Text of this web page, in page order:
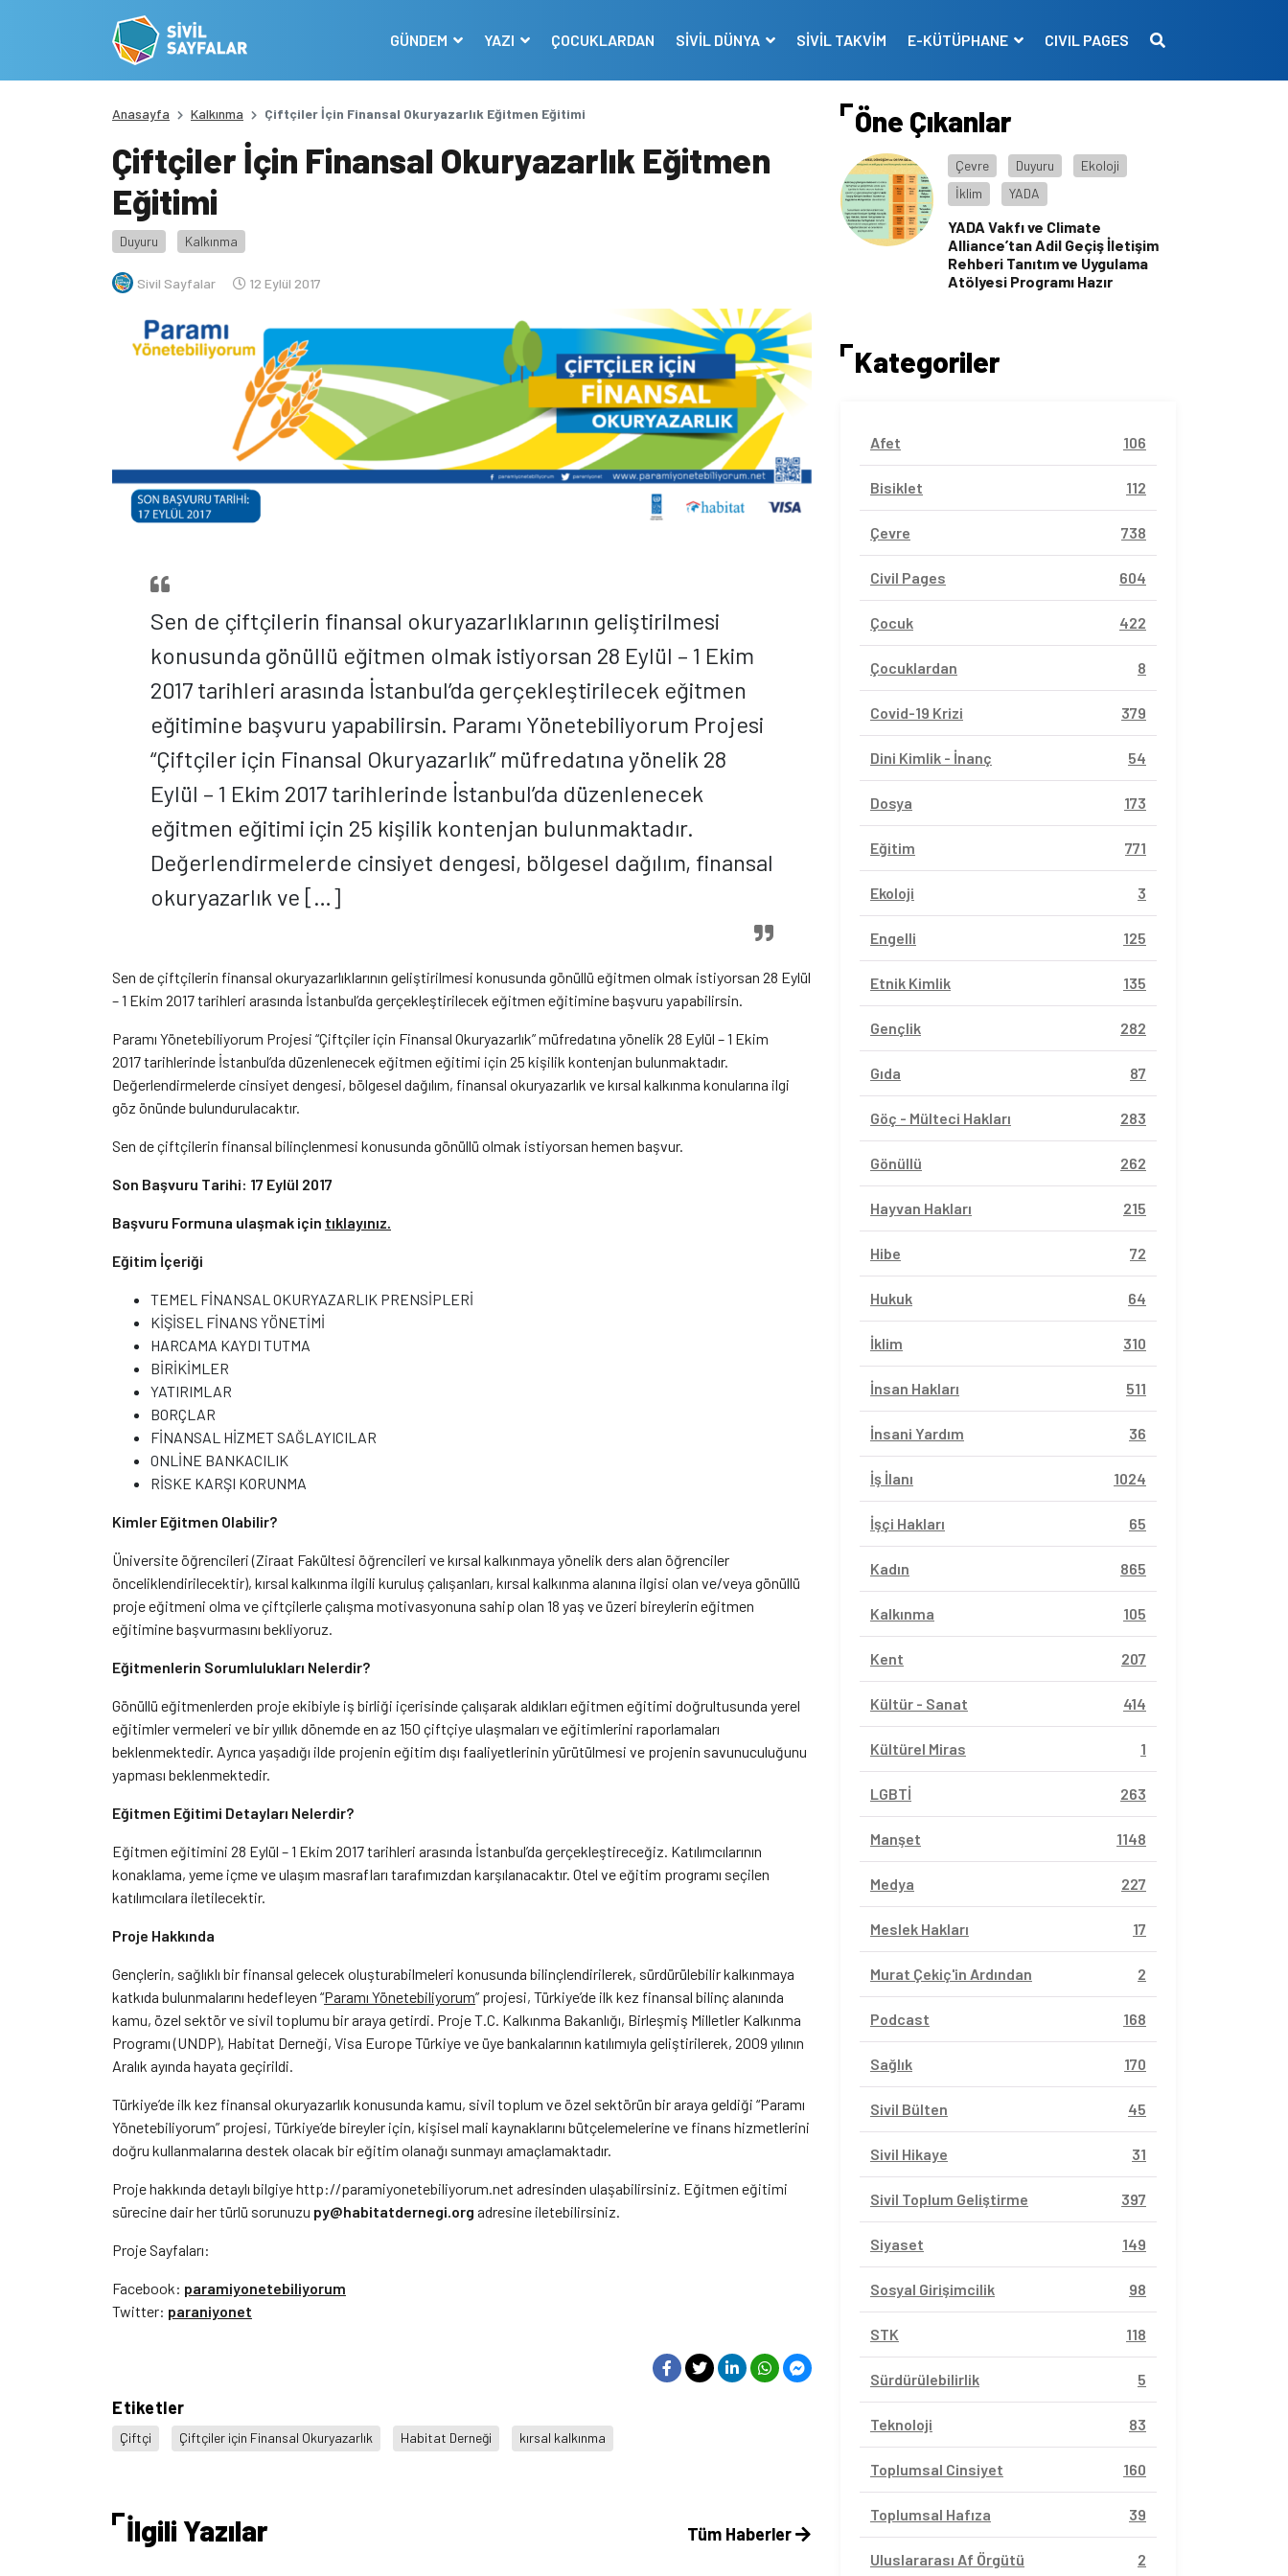
GÜNDEM YAZI ÇOCUKLARDAN SİVİL DÜNYA SİVİL TAKVİM E-KÜTÜPHANE CIVIL PAGES
Anasayfa Kalkınma Çiftçiler İçin Finansal Okuryazarlık Eğitmen Eğitimi
Çiftçiler İçin Finansal Okuryazarlık Eğitmen
Eğitimi
Duyuru Kalkınma
Sivil Sayfalar 12 Eylül 2017
Sen de çiftçilerin finansal okuryazarlıklarının geliştirilmesi
konusunda gönüllü eğitmen olmak istiyorsan 28 Eylül – 1 Ekim
2017 tarihleri arasında İstanbul’da gerçekleştirilecek eğitmen
eğitimine başvuru yapabilirsin. Paramı Yönetebiliyorum Projesi
“Çiftçiler için Finansal Okuryazarlık” müfredatına yönelik 28
Eylül – 1 Ekim 2017 tarihlerinde İstanbul’da düzenlenecek
eğitmen eğitimi için 25 kişilik kontenjan bulunmaktadır.
Değerlendirmelerde cinsiyet dengesi, bölgesel dağılım, finansal
okuryazarlık ve […]
Sen de çiftçilerin finansal okuryazarlıklarının geliştirilmesi konusunda gönüllü eğitmen olmak istiyorsan 28 Eylül
– 1 Ekim 2017 tarihleri arasında İstanbul’da gerçekleştirilecek eğitmen eğitimine başvuru yapabilirsin.
Paramı Yönetebiliyorum Projesi “Çiftçiler için Finansal Okuryazarlık” müfredatına yönelik 28 Eylül – 1 Ekim
2017 tarihlerinde İstanbul’da düzenlenecek eğitmen eğitimi için 25 kişilik kontenjan bulunmaktadır.
Değerlendirmelerde cinsiyet dengesi, bölgesel dağılım, finansal okuryazarlık ve kırsal kalkınma konularına ilgi
göz önünde bulundurulacaktır.
Sen de çiftçilerin finansal bilinçlenmesi konusunda gönüllü olmak istiyorsan hemen başvur.
Son Başvuru Tarihi: 17 Eylül 2017
Başvuru Formuna ulaşmak için tıklayınız.
Eğitim İçeriği
TEMEL FİNANSAL OKURYAZARLIK PRENSİPLERİ
KİŞİSEL FİNANS YÖNETİMİ
HARCAMA KAYDI TUTMA
BİRİKİMLER
YATIRIMLAR
BORÇLAR
FİNANSAL HİZMET SAĞLAYICILAR
ONLİNE BANKACILIK
RİSKE KARŞI KORUNMA
Kimler Eğitmen Olabilir?
Üniversite öğrencileri (Ziraat Fakültesi öğrencileri ve kırsal kalkınmaya yönelik ders alan öğrenciler
önceliklendirilecektir), kırsal kalkınma ilgili kuruluş çalışanları, kırsal kalkınma alanına ilgisi olan ve/veya gönüllü
proje eğitmeni olma ve çiftçilerle çalışma motivasyonuna sahip olan 18 yaş ve üzeri bireylerin eğitmen
eğitimine başvurmasını bekliyoruz.
Eğitmenlerin Sorumlulukları Nelerdir?
Gönüllü eğitmenlerden proje ekibiyle iş birliği içerisinde çalışarak aldıkları eğitmen eğitimi doğrultusunda yerel
eğitimler vermeleri ve bir yıllık dönemde en az 150 çiftçiye ulaşmaları ve eğitimlerini raporlamaları
beklenmektedir. Ayrıca yaşadığı ilde projenin eğitim dışı faaliyetlerinin yürütülmesi ve projenin savunuculuğunu
yapması beklenmektedir.
Eğitmen Eğitimi Detayları Nelerdir?
Eğitmen eğitimini 28 Eylül – 1 Ekim 2017 tarihleri arasında İstanbul’da gerçekleştireceğiz. Katılımcılarının
konaklama, yeme içme ve ulaşım masrafları tarafımızdan karşılanacaktır. Otel ve eğitim programı seçilen
katılımcılara iletilecektir.
Proje Hakkında
Gençlerin, sağlıklı bir finansal gelecek oluşturabilmeleri konusunda bilinçlendirilerek, sürdürülebilir kalkınmaya
katkıda bulunmalarını hedefleyen “Paramı Yönetebiliyorum” projesi, Türkiye’de ilk kez finansal bilinç alanında
kamu, özel sektör ve sivil toplumu bir araya getirdi. Proje T.C. Kalkınma Bakanlığı, Birleşmiş Milletler Kalkınma
Programı (UNDP), Habitat Derneği, Visa Europe Türkiye ve üye bankalarının katılımıyla geliştirilerek, 2009 yılının
Aralık ayında hayata geçirildi.
Türkiye’de ilk kez finansal okuryazarlık konusunda kamu, sivil toplum ve özel sektörün bir araya geldiği “Paramı
Yönetebiliyorum” projesi, Türkiye’de bireyler için, kişisel mali kaynaklarını bütçelemelerine ve finans hizmetlerini
doğru kullanmalarına destek olacak bir eğitim olanağı sunmayı amaçlamaktadır.
Proje hakkında detaylı bilgiye http://paramiyonetebiliyorum.net adresinden ulaşabilirsiniz. Eğitmen eğitimi
sürecine dair her türlü sorunuzu py@habitatdernegi.org adresine iletebilirsiniz.
Proje Sayfaları:
Facebook: paramiyonetebiliyorum
Twitter: paraniyonet
Etiketler
Çiftçi Çiftçiler için Finansal Okuryazarlık Habitat Derneği kırsal kalkınma
İlgili Yazılar Tüm Haberler
Öne Çıkanlar
Çevre Duyuru
Ekoloji
İklim
YADA
YADA Vakfı ve Climate
Alliance’tan Adil Geçiş İletişim
Rehberi Tanıtım ve Uygulama
Atölyesi Programı Hazır
Kategoriler
Afet 106
Bisiklet 112
Çevre 738
Civil Pages 604
Çocuk 422
Çocuklardan 8
Covid-19 Krizi 379
Dini Kimlik - İnanç 54
Dosya 173
Eğitim 771
Ekoloji 3
Engelli 125
Etnik Kimlik 135
Gençlik 282
Gıda 87
Göç - Mülteci Hakları 283
Gönüllü 262
Hayvan Hakları 215
Hibe 72
Hukuk 64
İklim 310
İnsan Hakları 511
İnsani Yardım 36
İş İlanı 1024
İşçi Hakları 65
Kadın 865
Kalkınma 105
Kent 207
Kültür - Sanat 414
Kültürel Miras 1
LGBTİ 263
Manşet 1148
Medya 227
Meslek Hakları 17
Murat Çekiç'in Ardından 2
Podcast 168
Sağlık 170
Sivil Bülten 45
Sivil Hikaye 31
Sivil Toplum Geliştirme 397
Siyaset 149
Sosyal Girişimcilik 98
STK 118
Sürdürülebilirlik 5
Teknoloji 83
Toplumsal Cinsiyet 160
Toplumsal Hafıza 39
Uluslararası Af Örgütü 2